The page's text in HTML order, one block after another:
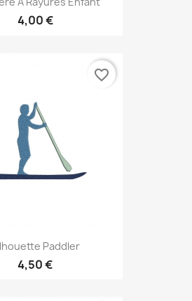
4,00 €
Paddler
4,50 €
favorite_border